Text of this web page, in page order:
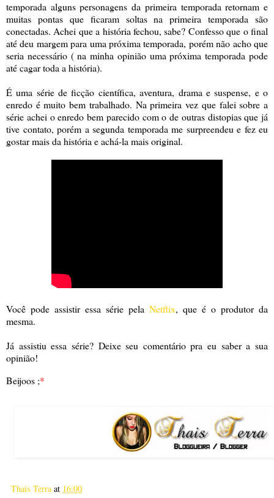
temporada alguns personagens da primeira temporada retornam e
muitas pontas que ficaram soltas na primeira temporada são
conectadas. Achei que a história fechou, sabe? Confesso que o final
até deu margem para uma próxima temporada, porém não acho que
seria necessário ( na minha opinião uma próxima temporada pode
até cagar toda a história).
É uma série de ficção científica, aventura, drama e suspense, e o
enredo é muito bem trabalhado. Na primeira vez que falei sobre a
série achei o enredo bem parecido com o de outras distopias que já
tive contato, porém a segunda temporada me surpreendeu e fez eu
gostar mais da história e achá-la mais original.
Você pode assistir essa série pelaNetflix, que é o produtor da
mesma.
Já assistiu essa série? Deixe seu comentário pra eu saber a sua
opinião!
Beijoos ;*
Thais Terra at 16:00